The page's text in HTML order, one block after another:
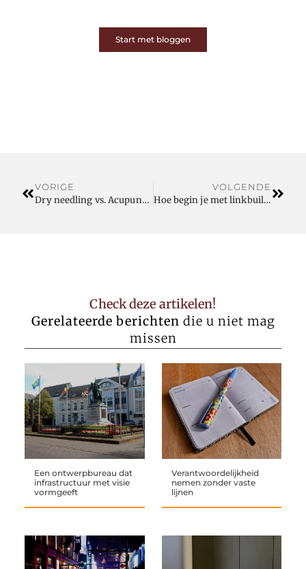
Start met bloggen
VORIGE
Dry needling vs. Acupunctuur in regio Turnhout: wat is het verschil?
VOLGENDE
Hoe begin je met linkbuilding?
Check deze artikelen!
Gerelateerde berichten die u niet mag
missen
Een ontwerpbureau dat
infrastructuur met visie
vormgeeft
Verantwoordelijkheid
nemen zonder vaste
lijnen